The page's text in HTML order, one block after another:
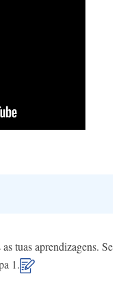
tuas aprendizagens. Se
1.